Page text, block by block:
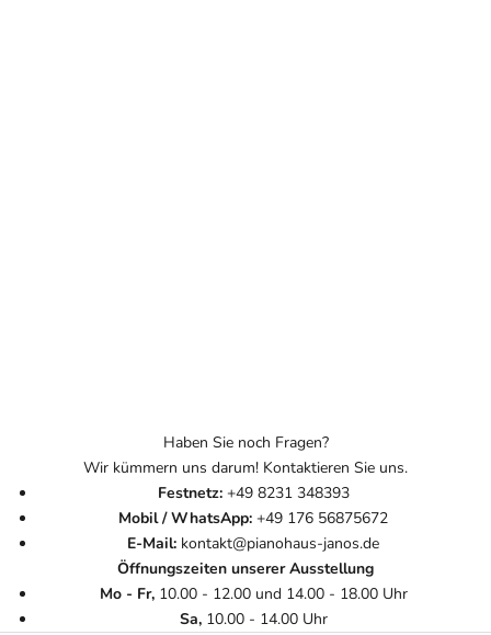
Haben Sie noch Fragen?
Wir kümmern uns darum! Kontaktieren Sie uns.
Festnetz:+49 8231 348393
Mobil / WhatsApp: +49 176 56875672
E-Mail: kontakt@pianohaus-janos.de
Öffnungszeiten unserer Ausstellung
Mo - Fr, 10.00 - 12.00 und 14.00 - 18.00 Uhr
Sa,10.00 - 14.00 Uhr